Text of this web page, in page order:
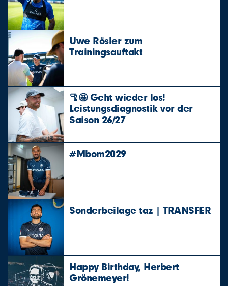
Uwe Rösler zum
Trainingsauftakt
🦿🤩 Geht wieder los!
Leistungsdiagnostik vor der
Saison 26/27
#Mbom2029
Sonderbeilage taz | TRANSFER
Happy Birthday, Herbert
Grönemeyer!